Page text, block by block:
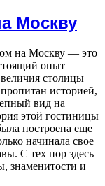
Москву
на Москву — это
опыт
столицы
историей,
вид на
этой гостиницы
построена еще
начинала свое
С тех пор здесь
знаменитости и